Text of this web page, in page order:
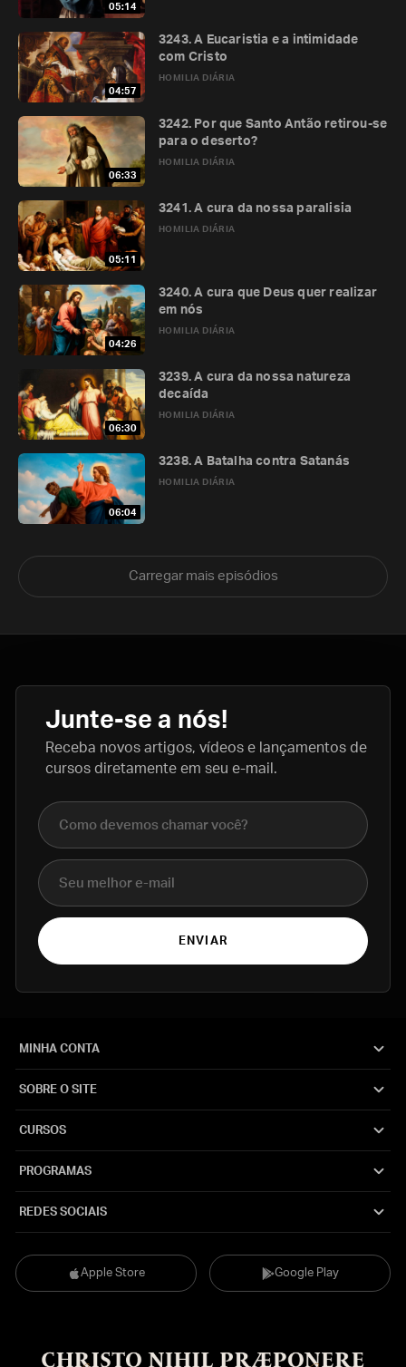
05:14
04:57
HOMILIA DIÁRIA
3243. A Eucaristia e a intimidade
com Cristo
06:33
HOMILIA DIÁRIA
3242. Por que Santo Antão retirou-se
para o deserto?
05:11
HOMILIA DIÁRIA
3241. A cura da nossa paralisia
04:26
HOMILIA DIÁRIA
3240. A cura que Deus quer realizar
em nós
06:30
HOMILIA DIÁRIA
3239. A cura da nossa natureza
decaída
06:04
HOMILIA DIÁRIA
3238. A Batalha contra Satanás
Carregar mais episódios
Junte-se a nós!
Receba novos artigos, vídeos e lançamentos de
cursos diretamente em seu e-mail.
Nome completo
E-mail
ENVIAR
Apple Store Google Play
MINHA CONTA
SOBRE O SITE
CURSOS
PROGRAMAS
REDES SOCIAIS